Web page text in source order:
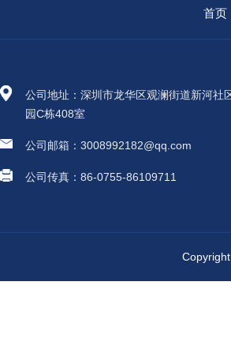
首页
公司地址：深圳市龙华区观澜街道新河社
园C栋408室
公司邮箱：3008992182@qq.com
公司传真：86-0755-86109711